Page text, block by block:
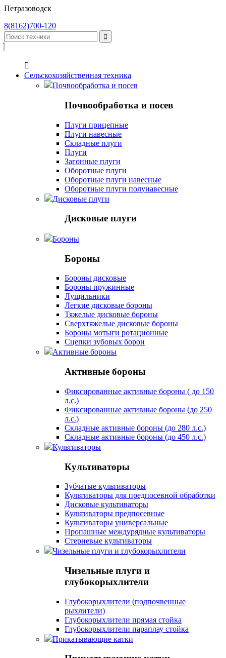
Петразоводск
8(8162)700-120


Сельскохозяйственная техника
Почвообработка и посев
Почвообработка и посев
Плуги прицепные
Плуги навесные
Складные плуги
Плуги
Загонные плуги
Оборотные плуги
Оборотные плуги навесные
Оборотные плуги полунавесные
Дисковые плуги
Дисковые плуги
Бороны
Бороны
Бороны дисковые
Бороны пружинные
Лущильники
Легкие дисковые бороны
Тяжелые дисковые бороны
Сверхтяжелые дисковые бороны
Бороны мотыги ротационные
Сцепки зубовых борон
Активные бороны
Активные бороны
Фиксированные активные бороны ( до 150
л.с.)
Фиксированные активные бороны (до 250
л.с.)
Складные активные бороны (до 280 л.с.)
Складные активные бороны (до 450 л.с.)
Культиваторы
Культиваторы
Зубчатые культиваторы
Культиваторы для предпосевной обработки
Дисковые культиваторы
Культиваторы предпосевные
Культиваторы универсальные
Пропашные междурядные культиваторы
Стерневые культиваторы
Чизельные плуги и глубокорыхлители
Чизельные плуги и
глубокорыхлители
Глубокорыхлители (подпочвенные
рыхлители)
Глубокорыхлители прямая стойка
Глубокорыхлители параплау стойка
Прикатывающие катки